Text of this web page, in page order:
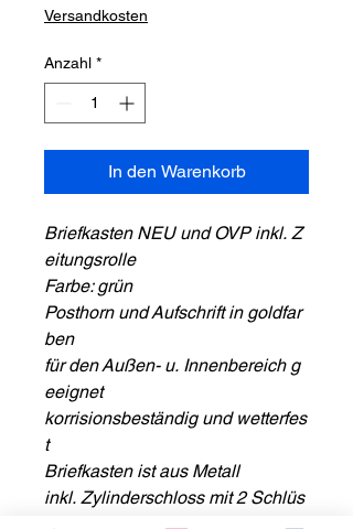
Versandkosten
Anzahl *
In den Warenkorb
Briefkasten NEU und OVP inkl. Z
eitungsrolle
Farbe: grün
Posthorn und Aufschrift in goldfar
ben
für den Außen- u. Innenbereich g
eeignet
korrisionsbeständig und wetterfes
t
Briefkasten ist aus Metall
inkl. Zylinderschloss mit 2 Schlüs
seln